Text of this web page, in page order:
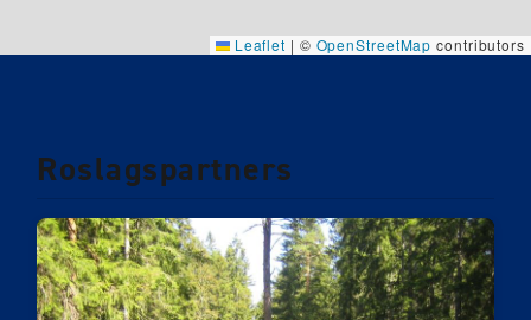
Leaflet | © OpenStreetMap contributors
Roslagspartners